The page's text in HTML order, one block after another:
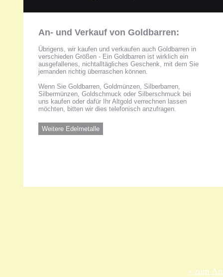
An- und Verkauf von Goldbarren:
Übrigens, wir kaufen und verkaufen auch Goldbarren in
verschieden Größen - Ein Goldbarren ist wirklich ein
ausgefallenes, nichtalltägliches Geschenk, mit dem Sie
jemanden richtig überraschen können.
Wenn Sie Goldbarren, Goldmünzen, Silberbarren,
Silbermünzen, Goldschmuck oder Silberschmuck bei
uns kaufen oder dafür Ihr Altgold verrechnen lassen
möchten, bitten wir dies telefonisch anzufragen.
Weitere Edelmetalle
» zum